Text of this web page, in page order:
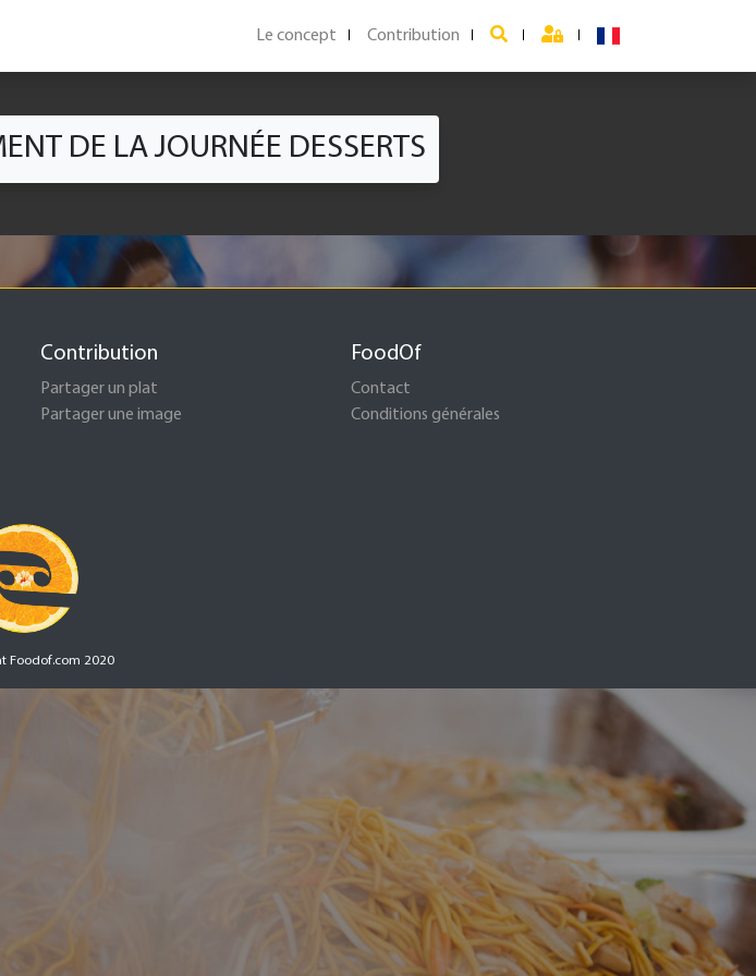
Le concept Contribution
DE LA JOURNÉE DESSERTS
Contribution
Partager un plat
Partager une image
FoodOf
Contact
Conditions générales
Foodof.com 2020